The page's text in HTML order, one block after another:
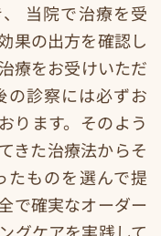
当院で治療を受
果の出方を確認し
療をお受けいただ
の診察には必ずお
ります。そのよう
きた治療法からそ
たものを選んで提
で確実なオーダー